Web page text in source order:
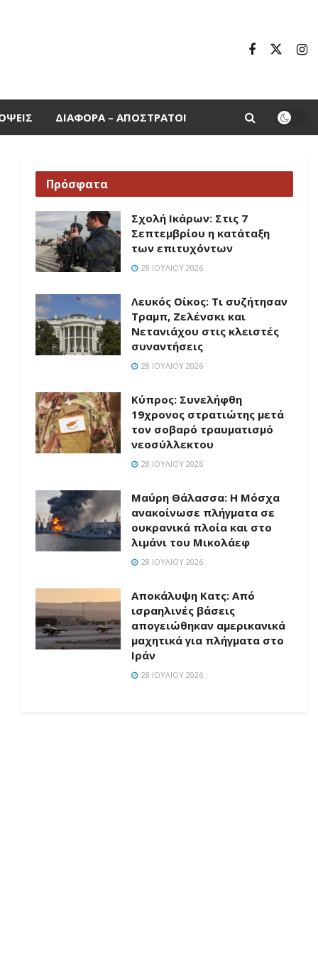
ΔΙΆΦΟΡΑ – ΑΠΌΣΤΡΑΤΟΙ
Πρόσφατα
Σχολή Ικάρων: Στις 7
Σεπτεμβρίου η κατάταξη
των επιτυχόντων
28 ΙΟΥΛΊΟΥ 2026
Λευκός Οίκος: Τι συζήτησαν
Τραμπ, Ζελένσκι και
Νετανιάχου στις κλειστές
συναντήσεις
28 ΙΟΥΛΊΟΥ 2026
Κύπρος: Συνελήφθη
19χρονος στρατιώτης μετά
τον σοβαρό τραυματισμό
νεοσύλλεκτου
28 ΙΟΥΛΊΟΥ 2026
Μαύρη Θάλασσα: Η Μόσχα
ανακοίνωσε πλήγματα σε
ουκρανικά πλοία και στο
λιμάνι του Μικολάεφ
28 ΙΟΥΛΊΟΥ 2026
Αποκάλυψη Κατς: Από
ισραηλινές βάσεις
απογειώθηκαν αμερικανικά
μαχητικά για πλήγματα στο
Ιράν
28 ΙΟΥΛΊΟΥ 2026